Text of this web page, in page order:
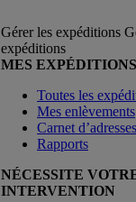
Gérer les expéditions
expéditions
MES EXPÉDITIONS
Toutes les
Mes enlèvements
Carnet d’adresses
Rapports
NÉCESSITE
INTERVENTION